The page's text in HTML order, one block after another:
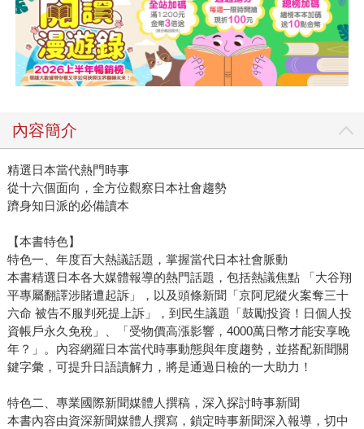
內容簡介
精選日本當代熱門時事
從十六個面向，全方位觀察日本社會趨勢
躋身知日派的必備讀本
【本書特色】
特色一、年度百大熱議話題，掌握當代日本社會脈動
本書精選日本各大媒體報導的熱門話題，包括熱議焦點 「大谷翔
平專屬翻譯涉賭遭起訴」，以及頭條新聞「京阿尼縱火案奪三十
六命 被告不服判死提上訴」，到民生議題「鼓勵投資！日個人投
資帳戶永久免稅」、「受物價高漲影響，4000萬日幣才能安享晚
年？」。內容網羅日本當代時事動態與年度趨勢，並搭配新聞關
鍵字彙，可提升日語讀解力，將是通過日檢的一大助力！
特色二、專業國際新聞媒體人撰稿，深入探討時事新聞
本書內容由資深新聞媒體人撰寫，鎖定時事新聞深入報導，切中